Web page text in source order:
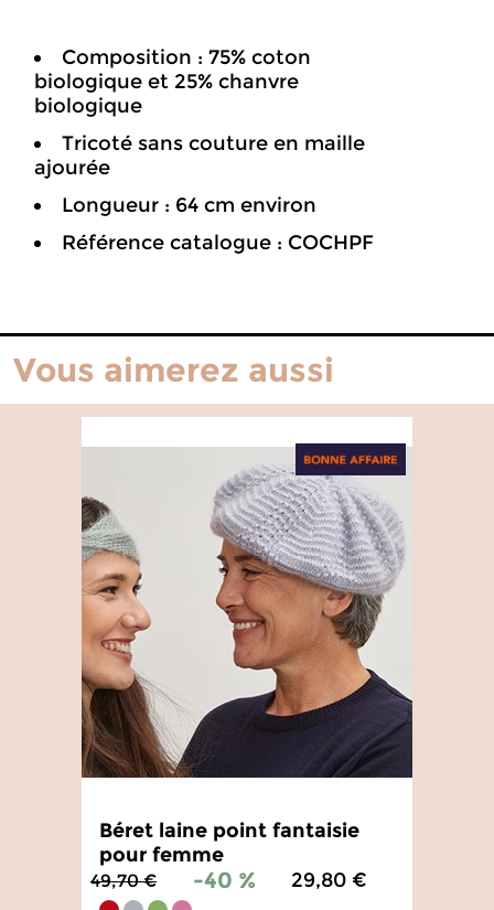
Composition : 75% coton
biologique et 25% chanvre
biologique
Tricoté sans couture en maille
ajourée
Longueur : 64 cm environ
Référence catalogue : COCHPF
Vous aimerez aussi
Béret laine point fantaisie
pour femme
49,70 € -40 % 29,80 €